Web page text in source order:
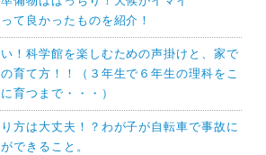
て良かったものを紹介！
！科学館を楽しむための声掛けと、家で
育て方！！（３年生で６年生の理科をこ
育つまで・・・）
方は大丈夫！？わが子が自転車で事故に
できること。